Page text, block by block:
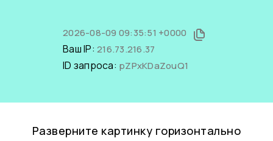
2026-08-09 09:35:51 +0000
Ваш IP: 216.73.216.37
ID запроса: pZPxKDaZouQ1
Разверните картинку горизонтально